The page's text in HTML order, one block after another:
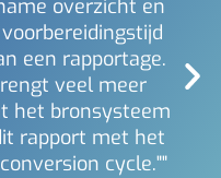
overzicht en
een rapportage.
veel meer
het bronsysteem
rapport met het
cycle.""